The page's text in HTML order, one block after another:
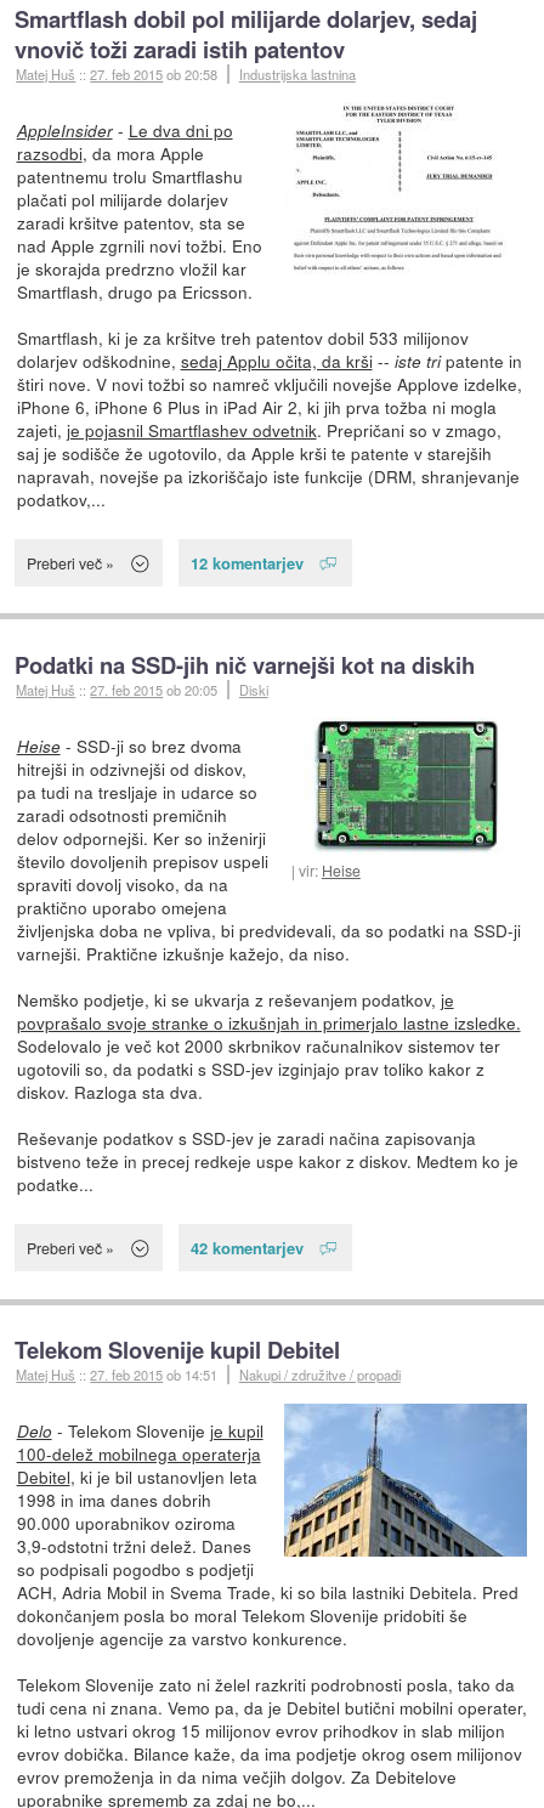
Smartflash dobil pol milijarde dolarjev, sedaj
vnovič toži zaradi istih patentov
Matej Huš ::27. feb 2015ob 20:58 Industrijska lastnina
AppleInsider- Le dva dni po
razsodbi, da mora Apple
patentnemu trolu Smartflashu
plačati pol milijarde dolarjev
zaradi kršitve patentov, sta se
nad Apple zgrnili novi tožbi. Eno
je skorajda predrzno vložil kar
Smartflash, drugo pa Ericsson.
Smartflash, ki je za kršitve treh patentov dobil 533 milijonov
dolarjev odškodnine, sedaj Applu očita, da krši-- iste tripatente in
štiri nove. V novi tožbi so namreč vključili novejše Applove izdelke,
iPhone 6, iPhone 6 Plus in iPad Air 2, ki jih prva tožba ni mogla
zajeti, je pojasnil Smartflashev odvetnik. Prepričani so v zmago,
saj je sodišče že ugotovilo, da Apple krši te patente v starejših
napravah, novejše pa izkoriščajo iste funkcije (DRM, shranjevanje
podatkov,...
Preberi več » 12 komentarjev
Podatki na SSD-jih nič varnejši kot na diskih
Matej Huš ::27. feb 2015ob 20:05 Diski
vir: Heise
Heise- SSD-ji so brez dvoma
hitrejši in odzivnejši od diskov,
pa tudi na tresljaje in udarce so
zaradi odsotnosti premičnih
delov odpornejši. Ker so inženirji
število dovoljenih prepisov uspeli
spraviti dovolj visoko, da na
praktično uporabo omejena
življenjska doba ne vpliva, bi predvidevali, da so podatki na SSD-ji
varnejši. Praktične izkušnje kažejo, da niso.
Nemško podjetje, ki se ukvarja z reševanjem podatkov, je
povprašalo svoje stranke o izkušnjah in primerjalo lastne izsledke.
Sodelovalo je več kot 2000 skrbnikov računalnikov sistemov ter
ugotovili so, da podatki s SSD-jev izginjajo prav toliko kakor z
diskov. Razloga sta dva.
Reševanje podatkov s SSD-jev je zaradi načina zapisovanja
bistveno teže in precej redkeje uspe kakor z diskov. Medtem ko je
podatke...
Preberi več » 42 komentarjev
Telekom Slovenije kupil Debitel
Matej Huš ::27. feb 2015ob 14:51 Nakupi / združitve / propadi
Delo - Telekom Slovenije je kupil
100-delež mobilnega operaterja
Debitel, ki je bil ustanovljen leta
1998 in ima danes dobrih
90.000 uporabnikov oziroma
3,9-odstotni tržni delež. Danes
so podpisali pogodbo s podjetji
ACH, Adria Mobil in Svema Trade, ki so bila lastniki Debitela. Pred
dokončanjem posla bo moral Telekom Slovenije pridobiti še
dovoljenje agencije za varstvo konkurence.
Telekom Slovenije zato ni želel razkriti podrobnosti posla, tako da
tudi cena ni znana. Vemo pa, da je Debitel butični mobilni operater,
ki letno ustvari okrog 15 milijonov evrov prihodkov in slab milijon
evrov dobička. Bilance kaže, da ima podjetje okrog osem milijonov
evrov premoženja in da nima večjih dolgov. Za Debitelove
uporabnike sprememb za zdaj ne bo,...